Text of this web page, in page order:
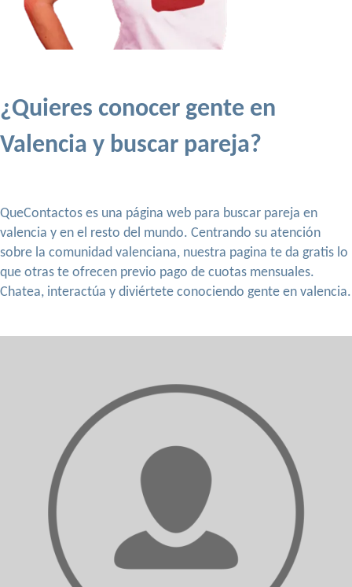
¿Quieres conocer gente en
Valencia y buscar pareja?
QueContactos es una página web para buscar pareja en
valencia y en el resto del mundo. Centrando su atención
sobre la comunidad valenciana, nuestra pagina te da gratis lo
que otras te ofrecen previo pago de cuotas mensuales.
Chatea, interactúa y diviértete conociendo gente en valencia.